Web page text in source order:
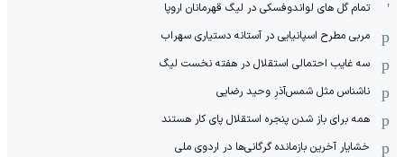
تمام گل های لواندوفسکی در لیگ قهرمانان اروپا
مربی مطرح اسپانیایی در آستانه دستیاری سهراب
سه غایب احتمالی استقلال در هفته نخست لیگ
ناشناس مثل شمس‌آذرِ وحید رضایی
همه برای باز شدن پنجره استقلال پای کار هستند
خشایار آخرین بازمانده گرگانی‌ها در اردوی ملی